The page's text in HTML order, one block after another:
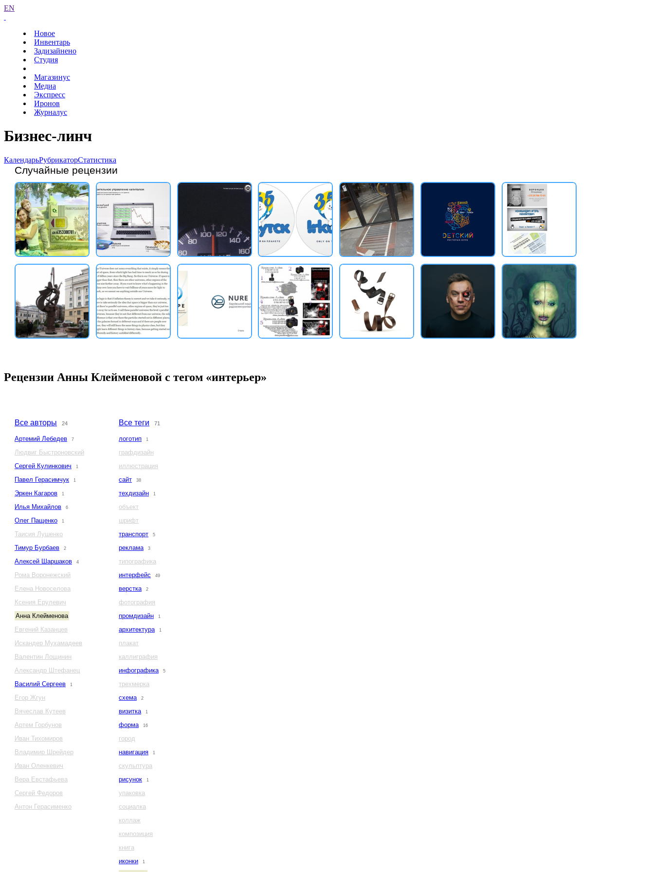
EN
Новое
Инвентарь
Задизайнено
Студия
Магазинус
Медиа
Экспресс
Иронов
Журналус
Бизнес-линч
КалендарьРубрикаторСтатистика
Случайные рецензии
Рецензии Анны Клейменовой с тегом «интерьер»
Все авторы 24
Артемий Лебедев 7
Людвиг Быстроновский
Сергей Кулинкович
1
Павел Герасимчук 1
Эркен Кагаров 1
Илья Михайлов 6
Олег Пащенко 1
Таисия Лушенко
Тимур Бурбаев
2
Алексей Шаршаков 4
Рома Воронежский
Елена Новоселова
Ксения Ерулевич
Анна Клейменова
Евгений Казанцев
Искандер Мухамадеев
Валентин Лощинин
Александр Штефанец
Василий Сергеев
1
Егор Жгун
Вячеслав Кутеев
Артем Горбунов
Иван Тихомиров
Владимир Шрейдер
Иван Оленкевич
Вера Евстафьева
Сергей Федоров
Антон Герасименко
Все теги 71
логотип 1
графдизайн
иллюстрация
сайт
38
техдизайн 1
объект
шрифт
транспорт
5
реклама 3
типографика
интерфейс
49
верстка 2
фотография
промдизайн
1
архитектура 1
плакат
каллиграфия
инфографика
5
трехмерка
схема
2
визитка 1
форма 16
город
навигация
1
скульптура
рисунок
1
упаковка
социалка
коллаж
композиция
книга
иконки
1